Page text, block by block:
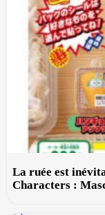
La ruée est
Characters :